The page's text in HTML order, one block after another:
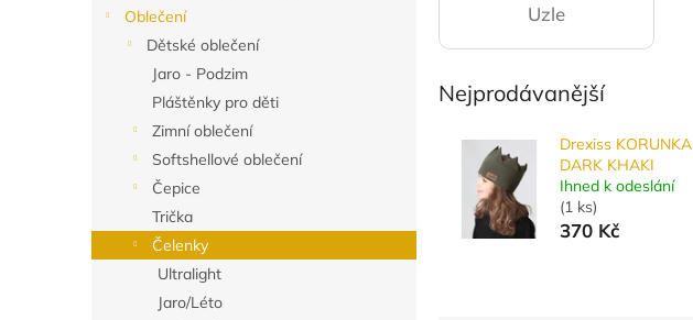
Oblečení
Dětské oblečení
Jaro - Podzim
Pláštěnky pro děti
Zimní oblečení
Softshellové oblečení
Čepice
Trička
Čelenky
Ultralight
Jaro/Léto
Uzle
Nejprodávanější
Drexiss KORUNKA
DARK KHAKI
Ihned k odeslání
(1 ks)
370 Kč